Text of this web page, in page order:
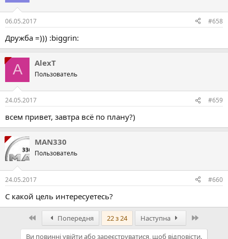
06.05.2017 #658
Дружба =))) :biggrin:
A AlexT
Пользователь
24.05.2017 #659
всем привет, завтра всё по плану?)
MAN330
Пользователь
24.05.2017 #660
С какой цель интересуетесь?
ПершийПопередня 22 з 24 Наступна
Ви повинні увійти або зареєструватися, щоб відповісти.